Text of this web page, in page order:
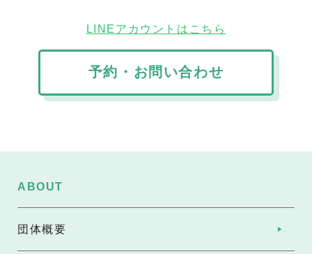
LINEアカウントはこちら
予約・お問い合わせ
ABOUT
団体概要